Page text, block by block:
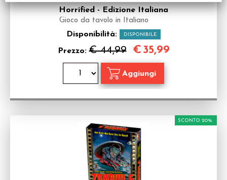
Horrified - Edizione Italiana
Gioco da tavolo in Italiano
Disponibilità: DISPONIBILE
Prezzo:€ 44,99 € 35,99
SCONTO 20%